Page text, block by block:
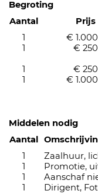
Begroting
Aantal
Prijs
1
€
1
€
1
€
1
€
Middelen nodig
Aantal
1
Zaalhuur,
1
Promotie,
1
Aanschaf
1
Dirigent,